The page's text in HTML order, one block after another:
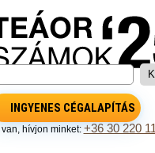
INGYENES CÉGALAPÍTÁS
hívjon minket: +36 30 220